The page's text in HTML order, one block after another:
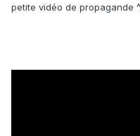
petite vidéo de propagande